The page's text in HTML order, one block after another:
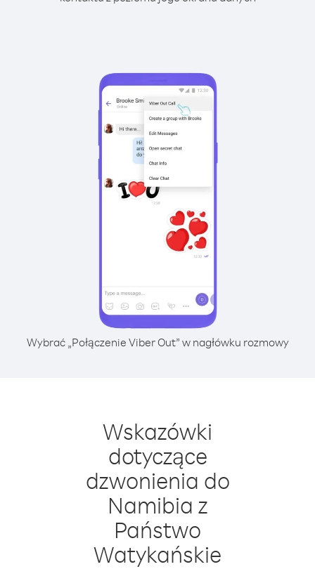
Wybrać „Połączenie Viber Out” w nagłówku rozmowy
Wskazówki
dotyczące
dzwonienia do
Namibia z
Państwo
Watykańskie